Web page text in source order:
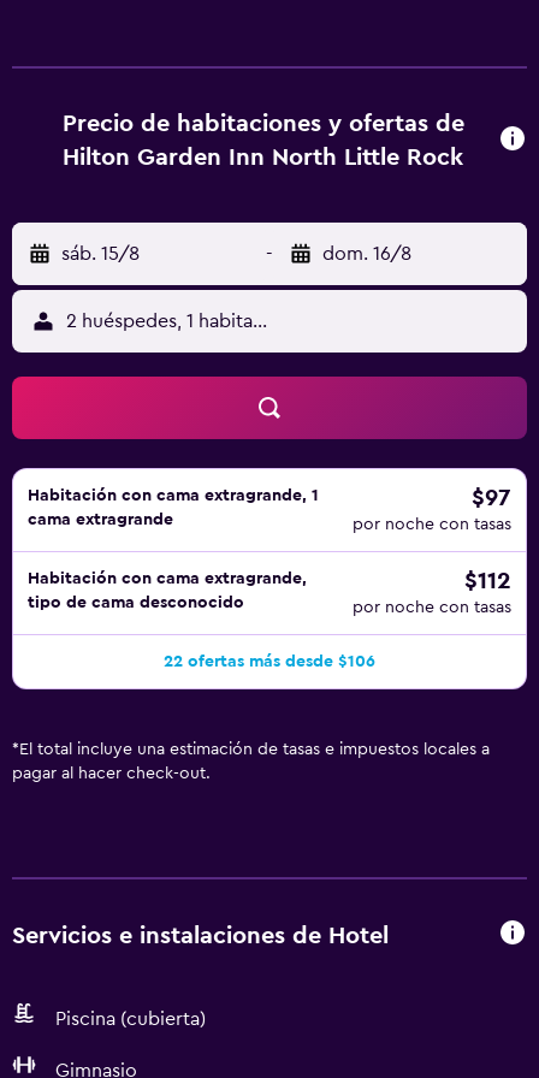
Precio de habitaciones y ofertas de
Hilton Garden Inn North Little Rock
sáb. 15/8 - dom. 16/8
2 huéspedes, 1 habitación
Habitación con cama extragrande, 1
cama extragrande
$97
por noche con tasas
Habitación con cama extragrande,
tipo de cama desconocido
$112
por noche con tasas
22 ofertas más desde $106
* El total incluye una estimación de tasas e impuestos locales a
pagar al hacer check-out.
Servicios e instalaciones de Hotel
Piscina (cubierta)
Gimnasio